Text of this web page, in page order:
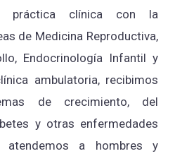
práctica clínica con la
de Medicina Reproductiva,
Endocrinología Infantil y
ambulatoria, recibimos
de crecimiento, del
y otras enfermedades
atendemos a hombres y